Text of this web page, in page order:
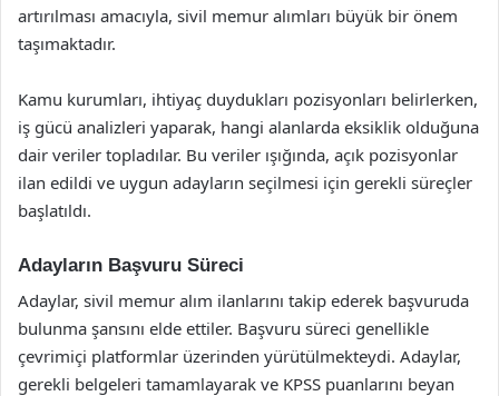
artırılması amacıyla, sivil memur alımları büyük bir önem
taşımaktadır.
Kamu kurumları, ihtiyaç duydukları pozisyonları belirlerken,
iş gücü analizleri yaparak, hangi alanlarda eksiklik olduğuna
dair veriler topladılar. Bu veriler ışığında, açık pozisyonlar
ilan edildi ve uygun adayların seçilmesi için gerekli süreçler
başlatıldı.
Adayların Başvuru Süreci
Adaylar, sivil memur alım ilanlarını takip ederek başvuruda
bulunma şansını elde ettiler. Başvuru süreci genellikle
çevrimiçi platformlar üzerinden yürütülmekteydi. Adaylar,
gerekli belgeleri tamamlayarak ve KPSS puanlarını beyan